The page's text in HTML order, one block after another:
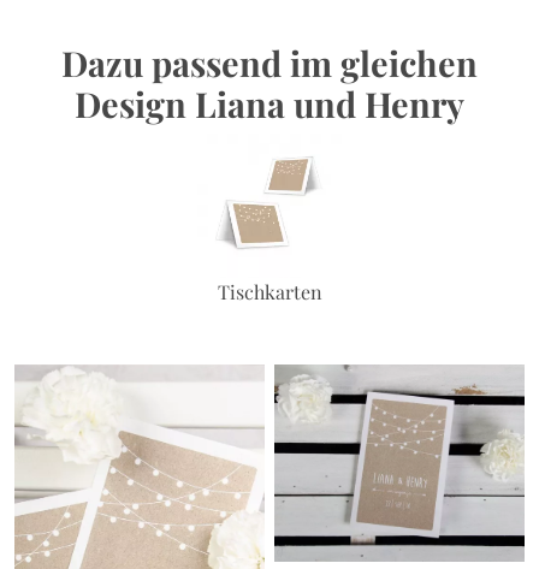
Dazu passend im gleichen
Design Liana und Henry
Tischkarten